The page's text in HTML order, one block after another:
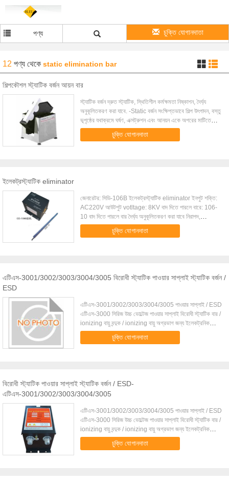
পণ্য চুক্তি যোগানদাতা
12 পণ্য থেকে static elimination bar
শিল্পকৌশল স্ট্যাটিক বর্জন আয়ন বার
স্ট্যাটিক বর্জন দ্রুত স্ট্যাটিক, স্থিতিশীল কর্মক্ষমতা নিষ্কাশন, দৈর্ঘ্য
অনুকূলিতকরণ করা যাবে. -Static বর্জন সংক্ষিপ্তভাবে শিল্প উৎপাদন, বস্তু
ভূপৃষ্ঠের যথাক্রমে ঘর্ষণ, এক্সট্রুশন এবং আনয়ন একে অপরের মাটিতে
বৈদ্...
চুক্তি যোগানদাতা
ইলেকট্রস্ট্যাটিক eliminator
জেনারেটর: সিডি-106B ইলেকট্রস্ট্যাটিক eliminator ইনপুট শক্তি:
AC220V আউটপুট votltage: 8KV বাদ দিতে পারলে বারে: 106-
10 বাদ দিতে পারলে বার দৈর্ঘ্য অনুকূলিতকরণ করা যাবে নিরাপদ,
Shockless এবং স্পর্শনীয় , ফাস্ট পুঙ্...
চুক্তি যোগানদাতা
এটিএস-3001/3002/3003/3004/3005 বিরোধী স্ট্যাটিক পাওয়ার সাপ্লাই স্ট্যাটিক বর্জন /
ESD
এটিএস-3001/3002/3003/3004/3005 পাওয়ার সাপ্লাই / ESD
এটিএস-3000 সিরিজ উচ্চ ভোল্টেজ পাওয়ার সাপ্লাই বিরোধী স্ট্যাটিক বার /
ionizing বায়ু বন্দুক / ionizing বায়ু অগ্রভাগ জন্য ইলেকট্রনিক
মেগাওয়াট বিদ্যুৎ সরবরাহ ...
চুক্তি যোগানদাতা
বিরোধী স্ট্যাটিক পাওয়ার সাপ্লাই স্ট্যাটিক বর্জন / ESD-
এটিএস-3001/3002/3003/3004/3005
এটিএস-3001/3002/3003/3004/3005 পাওয়ার সাপ্লাই / ESD
এটিএস-3000 সিরিজ উচ্চ ভোল্টেজ পাওয়ার সাপ্লাই বিরোধী স্ট্যাটিক বার /
ionizing বায়ু বন্দুক / ionizing বায়ু অগ্রভাগ জন্য ইলেকট্রনিক
মেগাওয়াট বিদ্যুৎ সরবরাহ ...
চুক্তি যোগানদাতা